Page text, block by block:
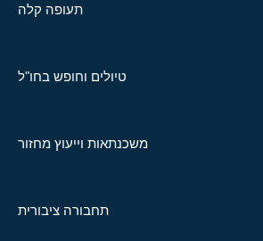
תעופה קלה
טיולים וחופש בחו"ל
משכנתאות וייעוץ מחזור
תחבורה ציבורית